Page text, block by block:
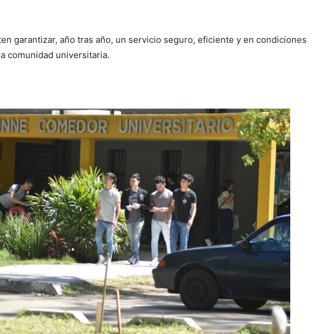
garantizar, año tras año, un servicio seguro, eficiente y en condiciones
comunidad universitaria.